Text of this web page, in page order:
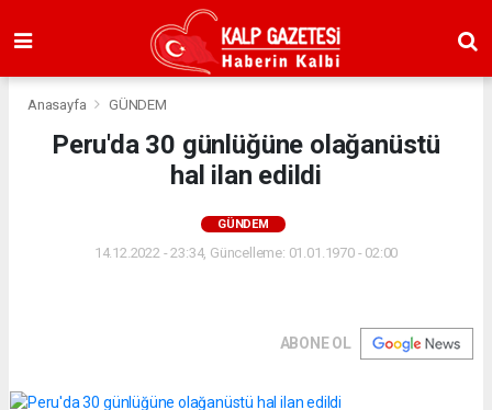
Anasayfa GÜNDEM
Peru'da 30 günlüğüne olağanüstü
hal ilan edildi
GÜNDEM
14.12.2022 - 23:34, Güncelleme: 01.01.1970 - 02:00
ABONE OL